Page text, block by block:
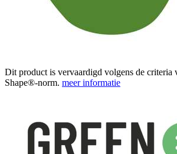
Dit product is vervaardigd volgens de criteria
Shape®-norm. meer informatie